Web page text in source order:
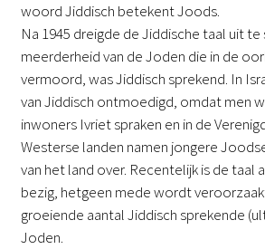
woord Jiddisch betekent Joods.
Na 1945 dreigde de Jiddische taal uit te
meerderheid van de Joden die in de
vermoord, was Jiddisch sprekend. In
van Jiddisch ontmoedigd, omdat men
inwoners Ivriet spraken en in de
Westerse landen namen jongere
van het land over. Recentelijk is de taal
bezig, hetgeen mede wordt
groeiende aantal Jiddisch sprekende
Joden.